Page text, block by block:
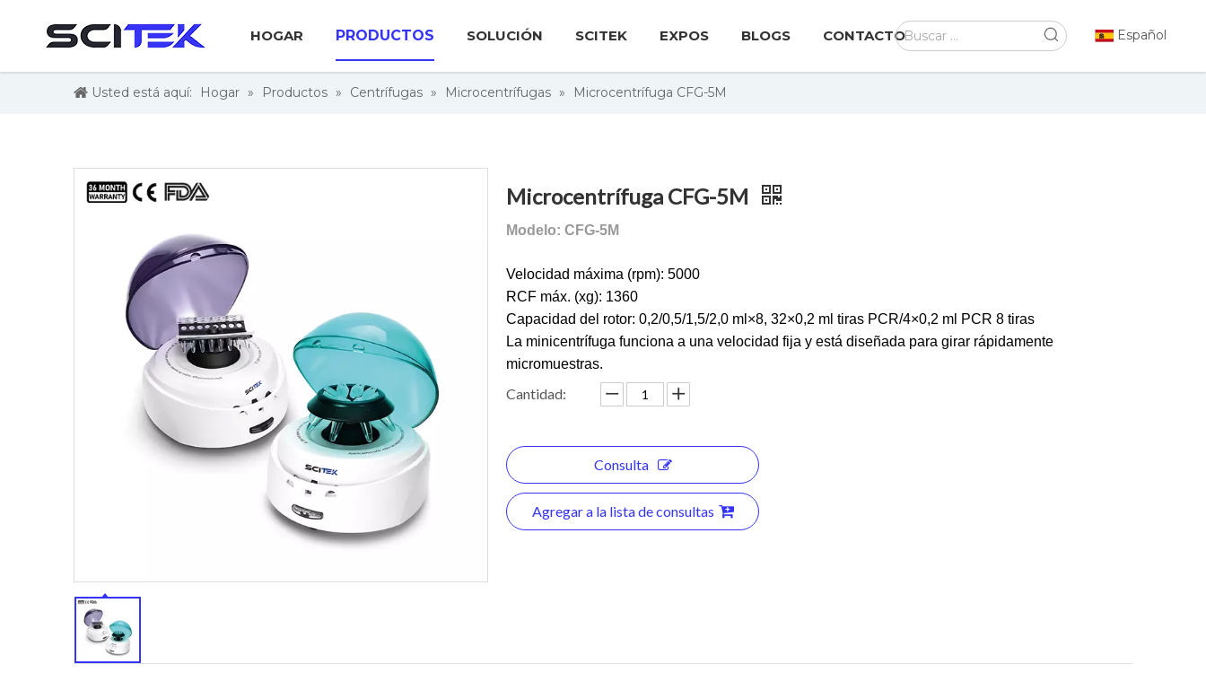
HOGAR PRODUCTOS SOLUCIÓN SCITEK EXPOS BLOGS CONTACTO Español
Usted está aquí: Hogar » Productos » Centrífugas » Microcentrífugas » Microcentrífuga CFG-5M
Microcentrífuga CFG-5M
Modelo: CFG-5M
Velocidad máxima (rpm): 5000
RCF máx. (xg): 1360
Capacidad del rotor: 0,2/0,5/1,5/2,0 ml×8, 32×0,2 ml tiras PCR/4×0,2 ml PCR 8 tiras
La minicentrífuga funciona a una velocidad fija y está diseñada para girar rápidamente
micromuestras.
Cantidad:
Consulta
Agregar a la lista de consultas